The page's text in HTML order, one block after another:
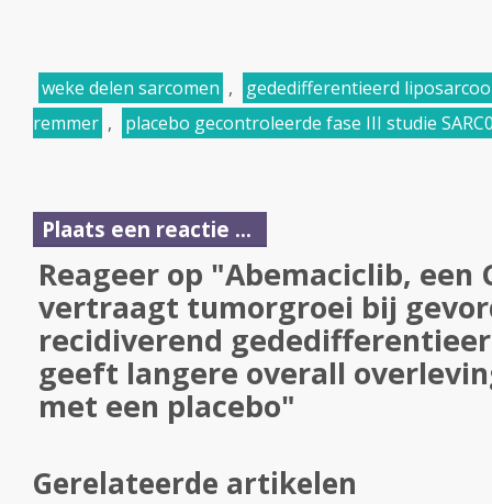
weke delen sarcomen ,
gededifferentieerd
remmer , placebo gecontroleerde fase III studie
Plaats een reactie ...
Reageer op "Abemaciclib, een
vertraagt ​​tumorgroei bij
recidiverend
geeft langere overall
met een placebo"
Gerelateerde artikelen